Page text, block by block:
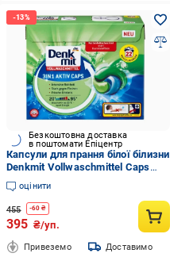
Безкоштовна доставка
в поштомати Епіцентр
Капсули для прання білої білизни
Denkmit Vollwaschmittel Caps
3in1 Aktiv 22 шт. (270604)
оцінити
455 -60 ₴
395 ₴/уп.
Привеземо Доставимо